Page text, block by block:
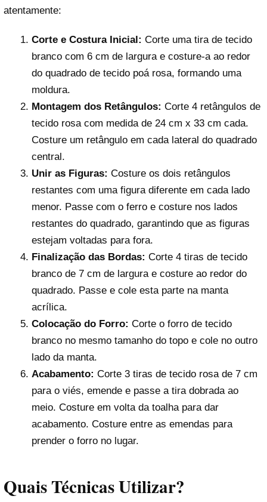
atentamente:
Corte e Costura Inicial: Corte uma tira de tecido
branco com 6 cm de largura e costure-a ao redor
do quadrado de tecido poá rosa, formando uma
moldura.
Montagem dos Retângulos: Corte 4 retângulos de
tecido rosa com medida de 24 cm x 33 cm cada.
Costure um retângulo em cada lateral do quadrado
central.
Unir as Figuras: Costure os dois retângulos
restantes com uma figura diferente em cada lado
menor. Passe com o ferro e costure nos lados
restantes do quadrado, garantindo que as figuras
estejam voltadas para fora.
Finalização das Bordas: Corte 4 tiras de tecido
branco de 7 cm de largura e costure ao redor do
quadrado. Passe e cole esta parte na manta
acrílica.
Colocação do Forro: Corte o forro de tecido
branco no mesmo tamanho do topo e cole no outro
lado da manta.
Acabamento: Corte 3 tiras de tecido rosa de 7 cm
para o viés, emende e passe a tira dobrada ao
meio. Costure em volta da toalha para dar
acabamento. Costure entre as emendas para
prender o forro no lugar.
Quais Técnicas Utilizar?